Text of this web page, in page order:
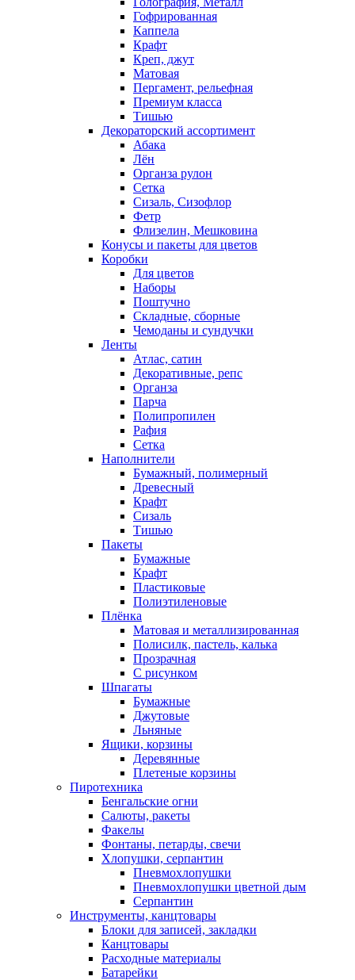
Гофрированная
Каппела
Крафт
Креп, джут
Матовая
Пергамент, рельефная
Премиум класса
Тишью
Декораторский ассортимент
Абака
Лён
Органза рулон
Сетка
Сизаль, Сизофлор
Фетр
Флизелин, Мешковина
Конусы и пакеты для цветов
Коробки
Для цветов
Наборы
Поштучно
Складные, сборные
Чемоданы и сундучки
Ленты
Атлас, сатин
Декоративные, репс
Органза
Парча
Полипропилен
Рафия
Сетка
Наполнители
Бумажный, полимерный
Древесный
Крафт
Сизаль
Тишью
Пакеты
Бумажные
Крафт
Пластиковые
Полиэтиленовые
Плёнка
Матовая и металлизированная
Полисилк, пастель, калька
Прозрачная
С рисунком
Шпагаты
Бумажные
Джутовые
Льняные
Ящики, корзины
Деревянные
Плетеные корзины
Пиротехника
Бенгальские огни
Салюты, ракеты
Факелы
Фонтаны, петарды, свечи
Хлопушки, серпантин
Пневмохлопушки
Пневмохлопушки цветной дым
Серпантин
Инструменты, канцтовары
Блоки для записей, закладки
Канцтовары
Расходные материалы
Батарейки